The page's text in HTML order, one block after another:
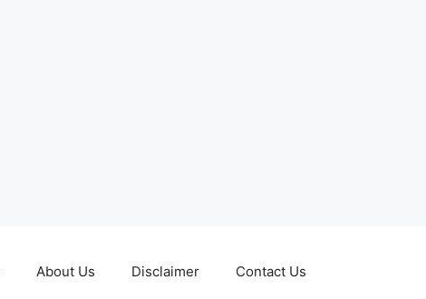
About Us Disclaimer Contact Us